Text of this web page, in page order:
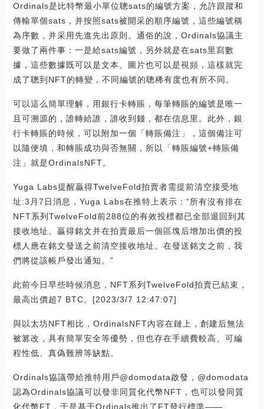
Ordinals是比特幣最小單位聰sats的編號方案，允許跟蹤和
傳輸單個sats，并按照sats被開采的順序編號，這些編號稱
為序數，并采用先進先出原則。通俗的說，Ordinals協議主
要做了兩件事：一是給sats編號，另外就是在sats里寫數
據，這些數據既可以是文本、圖片也可以是視頻，這樣就完
成了聰到NFT的轉變，不同編號的聰稀有度也有所不同。
可以這么簡單理解，用銀行卡轉賬，每筆轉賬的編號是唯一
且可溯源的，誰轉給誰，誰收到錢，都在信息里。此外，銀
行卡轉賬的時候，可以附加一個「轉賬備注」，這個備注可
以隨便填，和轉賬成功與否無關，所以「轉賬編號+轉賬備
注」就是OrdinalsNFT。
Yuga Labs提醒贏得TwelveFold拍賣者需提前清空接受地
址:3月7日消息，Yuga Labs在推特上表示：“所有沒有排在
NFT系列TwelveFold前288位的有效投標都已全部退回到其
接收地址。贏得銘文并在拍賣最后一個區塊后增加出價的投
標人應在銘文發送之前清空接收地址。在發送銘文之前，我
們將從該帳戶發出通知。”
此前今日早些時候消息，NFT系列TwelveFold拍賣已結束，
最高出價超7 BTC。[2023/3/7 12:47:07]
與以太坊NFT相比，OrdinalsNFT內容在鏈上，創建后無法
被篡改，具有簡單安全等優勢，但也存在手續費較高、可編
程性低、真偽難辨等缺點。
Ordinals協議帶給推特用戶@domodata啟發，@domodata
認為Ordinals協議可以發非同質化代幣NFT，也可以發同質
化代幣FT，于是基于Ordinals推出了FT發行標準——